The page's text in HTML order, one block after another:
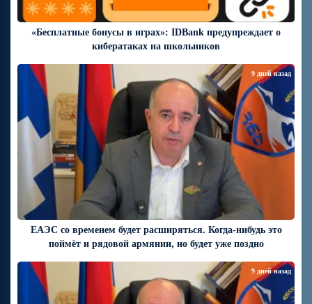
«Бесплатные бонусы в играх»: IDBank предупреждает о
кибератаках на школьников
ЕАЭС со временем будет расширяться. Когда-нибудь это
поймёт и рядовой армянин, но будет уже поздно
9 дней назад
9 дней назад